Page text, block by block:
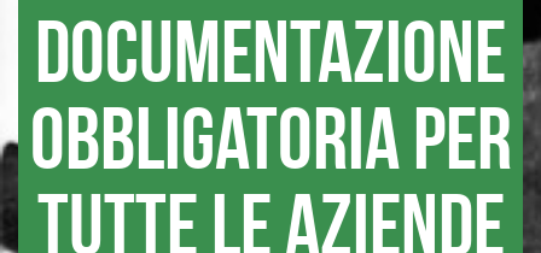
DOCUMENTAZIONE
OBBLIGATORIA PER
TUTTE LE AZIENDE